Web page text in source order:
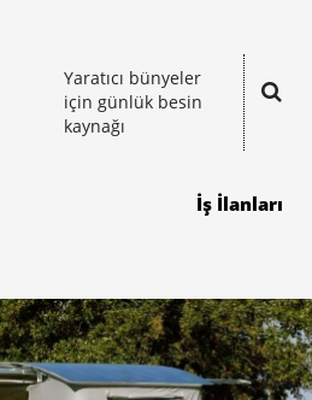
Yaratıcı bünyeler
için günlük besin
kaynağı
İş İlanları